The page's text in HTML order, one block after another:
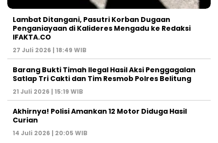
Lambat Ditangani, Pasutri Korban Dugaan
Penganiayaan di Kalideres Mengadu ke Redaksi
IFAKTA.CO
27 Juli 2026 | 18:49 WIB
Barang Bukti Timah Ilegal Hasil Aksi Penggagalan
Satlap Tri Cakti dan Tim Resmob Polres Belitung
21 Juli 2026 | 15:19 WIB
Akhirnya! Polisi Amankan 12 Motor Diduga Hasil
Curian
14 Juli 2026 | 20:05 WIB